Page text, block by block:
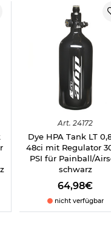
Durchmesser: ca.
Gewicht: 1440 g
Fülldruck: 200bar/
Berstdruck: 310bar/
Material: Aluminium
Farbe: schwarz
Marke: PowAir
Aus Sicherheitsgründen
einem Drucktest
Herstellerinformationen
Art. 24172
Dye HPA Tank LT
48ci mit Regulator
PSI für Painball/
schwarz
64,98€
nicht verfügbar